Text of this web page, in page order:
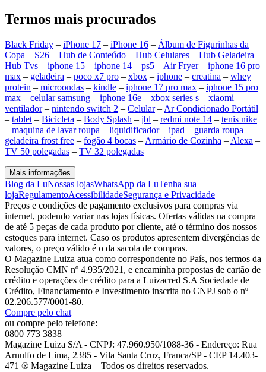
Termos mais procurados
Black Friday – iPhone 17 – iPhone 16 – Álbum de Figurinhas da
Copa – S26 – Hub de Conteúdo – Hub Celulares – Hub Geladeira –
Hub Tvs – iphone 15 – iphone 14 – ps5 – Air Fryer– iphone 16 pro
max – geladeira – poco x7 pro – xbox – iphone – creatina – whey
protein – microondas – kindle – iphone 17 pro max – iphone 15 pro
max – celular samsung – iphone 16e – xbox series s – xiaomi –
ventilador– nintendo switch 2 – Celular– Ar Condicionado Portátil
– tablet – Bicicleta – Body Splash – jbl – redmi note 14 – tenis nike
– maquina de lavar roupa – liquidificador– ipad – guarda roupa –
geladeira frost free – fogão 4 bocas – Armário de Cozinha – Alexa –
TV 50 polegadas – TV 32 polegadas
Mais informações
Blog da LuNossas lojasWhatsApp da LuTenha sua
lojaRegulamentoAcessibilidadeSegurança e Privacidade
Preços e condições de pagamento exclusivos para compras via
internet, podendo variar nas lojas físicas. Ofertas válidas na compra
de até 5 peças de cada produto por cliente, até o término dos nossos
estoques para internet. Caso os produtos apresentem divergências de
valores, o preço válido é o da sacola de compras.
O Magazine Luiza atua como correspondente no País, nos termos da
Resolução CMN nº 4.935/2021, e encaminha propostas de cartão de
crédito e operações de crédito para a Luizacred S.A Sociedade de
Crédito, Financiamento e Investimento inscrita no CNPJ sob o nº
02.206.577/0001-80.
Compre pelo chat
ou compre pelo telefone:
0800 773 3838
Magazine Luiza S/A - CNPJ: 47.960.950/1088-36 - Endereço: Rua
Arnulfo de Lima, 2385 - Vila Santa Cruz, Franca/SP - CEP 14.403-
471 ® Magazine Luiza – Todos os direitos reservados.